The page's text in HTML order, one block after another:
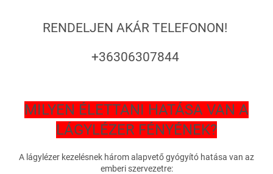
RENDELJEN AKÁR TELEFONON!
+36306307844
MILYEN ÉLETTANI HATÁSA VAN A
LÁGYLÉZER FÉNYÉNEK?
A lágylézer kezelésnek három alapvető gyógyító hatása van az
emberi szervezetre: